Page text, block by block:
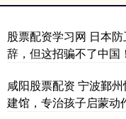
股票配资学习网 日本
辞，但这招骗不了中国！
咸阳股票配资 宁波鄞
建馆，专治孩子启蒙动